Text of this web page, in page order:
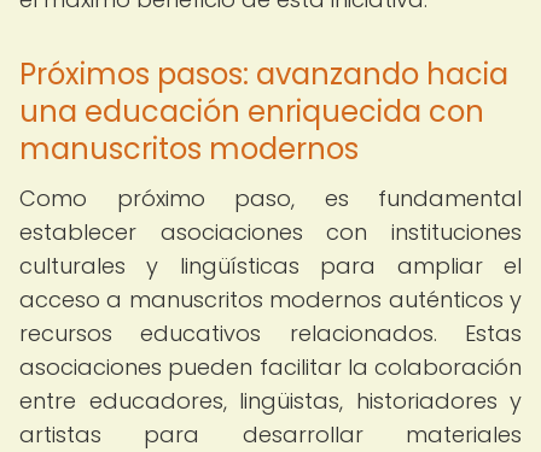
Próximos pasos: avanzando hacia
una educación enriquecida con
manuscritos modernos
Como próximo paso, es fundamental
establecer asociaciones con instituciones
culturales y lingüísticas para ampliar el
acceso a manuscritos modernos auténticos y
recursos educativos relacionados. Estas
asociaciones pueden facilitar la colaboración
entre educadores, lingüistas, historiadores y
artistas para desarrollar materiales